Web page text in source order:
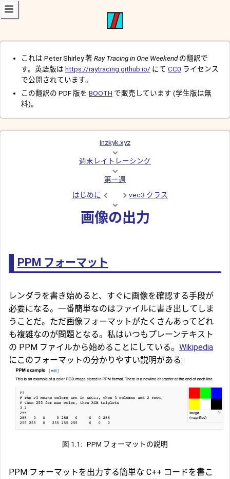
これは Peter Shirley 著 Ray Tracing in One Weekendの翻訳で
す。英語版は https://raytracing.github.io/ にて CC0 ライセンス
で公開されています。
この翻訳の PDF 版を BOOTH で販売しています (学生版は無
料)。
inzkyk.xyz
週末レイトレーシング
第一週
はじめに
vec3 クラス
画像の出力
PPM フォーマット
レンダラを書き始めると、すぐに画像を確認する手段が
必要になる。一番簡単なのはファイルに書き出してしま
うことだ。ただ画像フォーマットがたくさんあってどれ
も複雑なのが問題となる。私はいつもプレーンテキスト
の PPM ファイルから始めることにしている。 Wikipedia
にこのフォーマットの分かりやすい説明がある:
図 1.1: PPM フォーマットの説明
PPM フォーマットを出力する簡単な C++ コードを書こ